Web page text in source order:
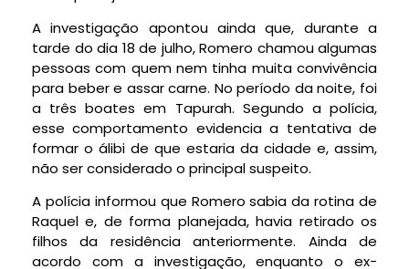
A investigação apontou ainda que, durante a
tarde do dia 18 de julho, Romero chamou algumas
pessoas com quem nem tinha muita convivência
para beber e assar carne. No período da noite, foi
a três boates em Tapurah. Segundo a polícia,
esse comportamento evidencia a tentativa de
formar o álibi de que estaria da cidade e, assim,
não ser considerado o principal suspeito.
A polícia informou que Romero sabia da rotina de
Raquel e, de forma planejada, havia retirado os
filhos da residência anteriormente. Ainda de
acordo com a investigação, enquanto o ex-